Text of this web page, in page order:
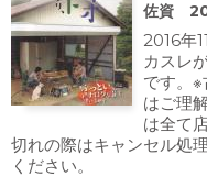
佐資
2016年
カスレ
です。
はご理
は全て
切れの際はキャンセル処
ください。